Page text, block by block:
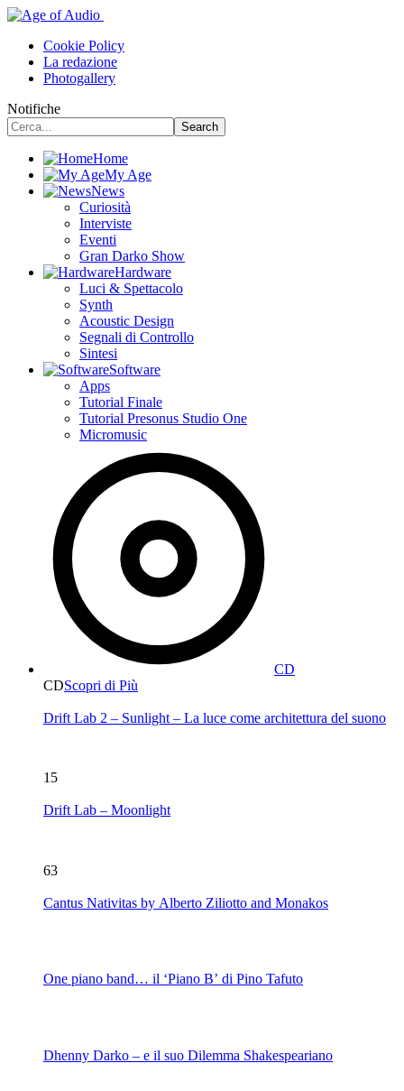
Cookie Policy
La redazione
Photogallery
Notifiche
Home
My Age
News
Curiosità
Interviste
Eventi
Gran Darko Show
Hardware
Luci & Spettacolo
Synth
Acoustic Design
Segnali di Controllo
Sintesi
Software
Apps
Tutorial Finale
Tutorial Presonus Studio One
Micromusic
CD
CDScopri di Più
Drift Lab 2 – Sunlight – La luce come architettura del suono
15
Drift Lab – Moonlight
63
Cantus Nativitas by Alberto Ziliotto and Monakos
One piano band… il ‘Piano B’ di Pino Tafuto
Dhenny Darko – e il suo Dilemma Shakespeariano